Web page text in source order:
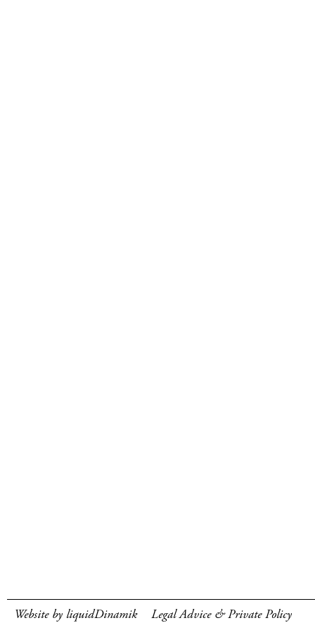
Website by liquidDinamik Legal Advice & Private Policy